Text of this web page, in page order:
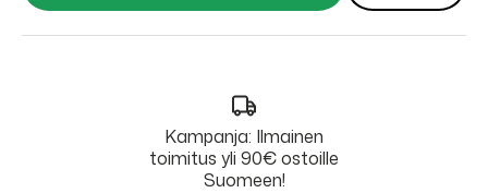
Kampanja: Ilmainen
toimitus yli 90€ ostoille
Suomeen!